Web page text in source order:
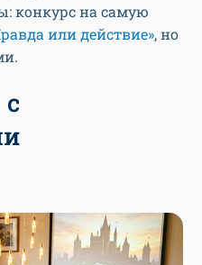
конкурс на самую
или действие», но